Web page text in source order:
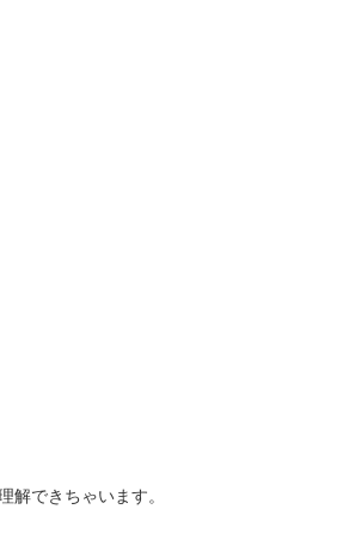
解できちゃいます。